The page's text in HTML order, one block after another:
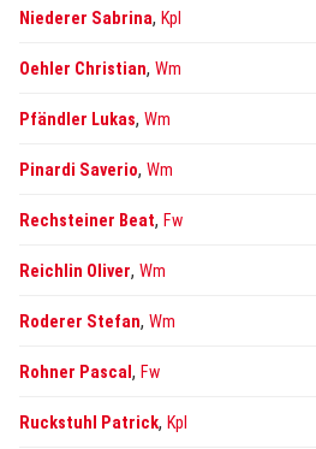
Niederer Sabrina, Kpl
Oehler Christian, Wm
Pfändler Lukas, Wm
Pinardi Saverio, Wm
Rechsteiner Beat, Fw
Reichlin Oliver, Wm
Roderer Stefan, Wm
Rohner Pascal , Fw
Ruckstuhl Patrick, Kpl